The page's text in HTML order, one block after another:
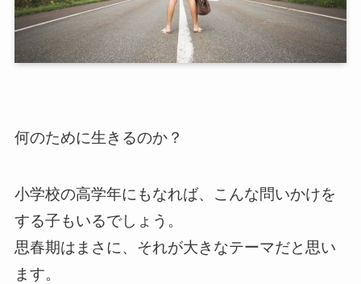
何のために生きるのか？
小学校の高学年にもなれば、こんな問いかけを
する子もいるでしょう。
思春期はまさに、それが大きなテーマだと思い
ます。